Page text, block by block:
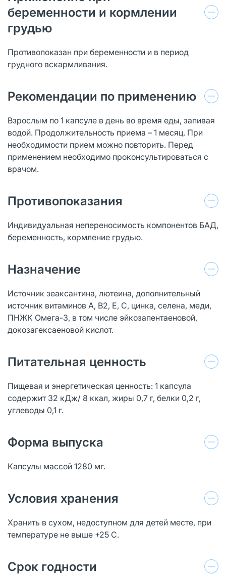
беременности и кормлении
грудью
Противопоказан при беременности и в период
грудного вскармливания.
Рекомендации по применению
Взрослым по 1 капсуле в день во время еды, запивая
водой. Продолжительность приема – 1 месяц. При
необходимости прием можно повторить. Перед
применением необходимо проконсультироваться с
врачом.
Противопоказания
Индивидуальная непереносимость компонентов БАД,
беременность, кормление грудью.
Назначение
Источник зеаксантина, лютеина, дополнительный
источник витаминов А, В2, Е, С, цинка, селена, меди,
ПНЖК Омега-3, в том числе эйкозапентаеновой,
докозагексаеновой кислот.
Питательная ценность
Пищевая и энергетическая ценность: 1 капсула
содержит 32 кДж/ 8 ккал, жиры 0,7 г, белки 0,2 г,
углеводы 0,1 г.
Форма выпуска
Капсулы массой 1280 мг.
Условия хранения
Хранить в сухом, недоступном для детей месте, при
температуре не выше +25 С.
Срок годности